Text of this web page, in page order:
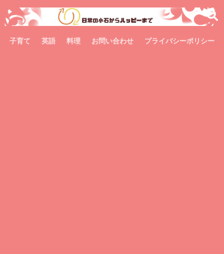
子育て 英語 料理 お問い合わせ プライバシーポリシー